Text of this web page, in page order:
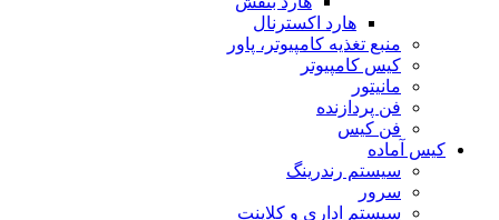
هارد اکسترنال
منبع تغذیه کامپیوتر، پاور
کیس کامپیوتر
مانیتور
فن پردازنده
فن کیس
کیس آماده
سیستم رندرینگ
سرور
سیستم‌ اداری و کلاینت